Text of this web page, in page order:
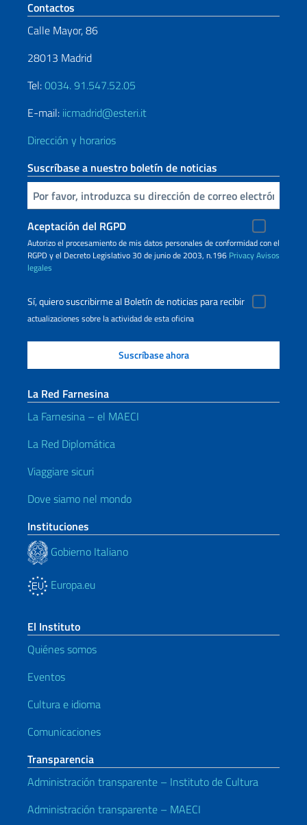
Sezione footer
Contactos
Calle Mayor, 86
28013 Madrid
Tel:0034. 91.547.52.05
E-mail: iicmadrid@esteri.it
Dirección y horarios
Suscríbase a nuestro boletín de noticias
Inserta tu correo electronico
Aceptación del RGPD
Autorizo ​​el procesamiento de mis datos personales de conformidad con el
RGPD y el Decreto Legislativo 30 de junio de 2003, n.196 PrivacyAvisos
legales
Sí, quiero suscribirme al Boletín de noticias para recibir
actualizaciones sobre la actividad de esta oficina
La Red Farnesina
La Farnesina – el MAECI
La Red Diplomática
Viaggiare sicuri
Dove siamo nel mondo
Instituciones
Gobierno Italiano
Europa.eu
El Instituto
Quiénes somos
Eventos
Cultura e idioma
Comunicaciones
Transparencia
Administración transparente – Instituto de Cultura
Administración transparente – MAECI